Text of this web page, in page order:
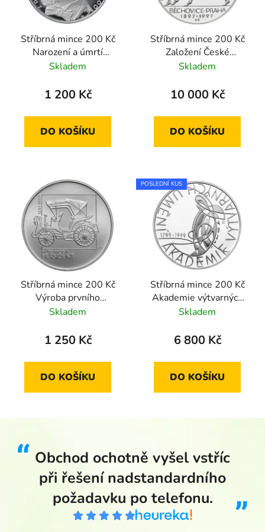
Stříbrná mince 200 Kč
Narození a úmrtí
hudebního skladatele
standard
Skladem
1 200 Kč
DO KOŠÍKU
Stříbrná mince 200 Kč
Založení České
amatérské atletické
nejstaršího běhu
proof
Skladem
10 000 Kč
DO KOŠÍKU
Stříbrná mince 200 Kč
Výroba prvního
osobního automobilu ve
"Präsident" 1997
Skladem
1 250 Kč
DO KOŠÍKU
POSLEDNÍ KUS
Stříbrná mince 200 Kč
Akademie výtvarných
umění 1999 proof
Skladem
6 800 Kč
DO KOŠÍKU
Obchod ochotně vyšel vstříc
při řešení nadstandardního
požadavku po telefonu.